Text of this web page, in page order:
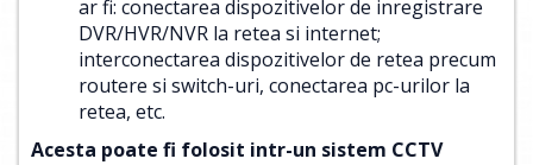
ar fi: conectarea dispozitivelor de inregistrare
DVR/HVR/NVR la retea si internet;
interconectarea dispozitivelor de retea precum
routere si switch-uri, conectarea pc-urilor la
retea, etc.
Acesta poate fi folosit intr-un sistem CCTV